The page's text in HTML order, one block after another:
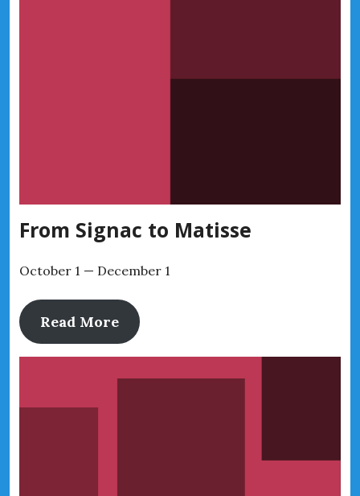
From Signac to Matisse
October 1 — December 1
Read More